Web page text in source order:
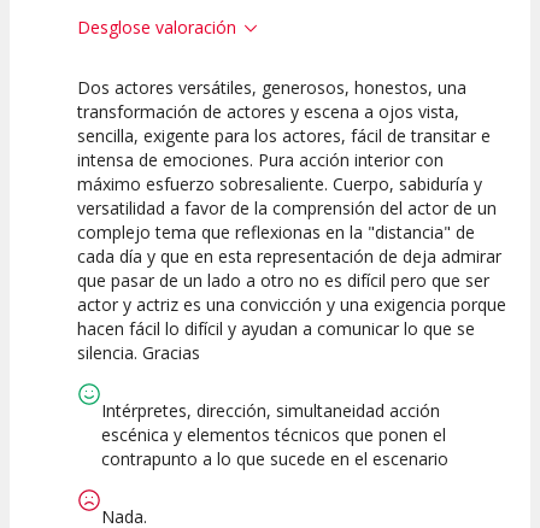
Desglose valoración
10
Calidad del
Espectáculo
10
Puesta en
Escena
10
Interpretación
artística
Dos actores versátiles, generosos, honestos, una
transformación de actores y escena a ojos vista,
sencilla, exigente para los actores, fácil de transitar e
intensa de emociones. Pura acción interior con
máximo esfuerzo sobresaliente. Cuerpo, sabiduría y
versatilidad a favor de la comprensión del actor de un
complejo tema que reflexionas en la "distancia" de
cada día y que en esta representación de deja admirar
que pasar de un lado a otro no es difícil pero que ser
actor y actriz es una convicción y una exigencia porque
hacen fácil lo difícil y ayudan a comunicar lo que se
silencia. Gracias
Intérpretes, dirección, simultaneidad acción
escénica y elementos técnicos que ponen el
contrapunto a lo que sucede en el escenario
Nada.